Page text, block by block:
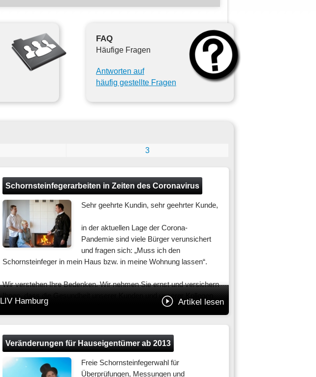
FAQ
Häufige Fragen
Antworten auf
häufig gestellte Fragen
3
LIV Hamburg Artikel lesen
Schornsteinfegerarbeiten in Zeiten des Coronavirus
Sehr geehrte Kundin, sehr geehrter Kunde,
in der aktuellen Lage der Corona-
Pandemie sind viele Bürger verunsichert
und fragen sich: „Muss ich den
Schornsteinfeger in mein Haus bzw. in meine Wohnung lassen“.
Wir verstehen Ihre Bedenken. Wir nehmen Sie ernst und versichern
Ihnen, dass die Gesundheit unserer Kunden und unserer Kollegen
in dieser Zeit eine besondere Aufmerksamkeit erfährt.
Bundesregierung und der Ministerpräsidenten der Länder vom 16.
März 2020 können Handwerker und andere Dienstleister
grundsätzlich ihre Tätigkeiten weiterhin ausüben. Dies gilt auch für
Schornsteinfeger.
Veränderungen für Hauseigentümer ab 2013
Freie Schornsteinfegerwahl für
Überprüfungen, Messungen und